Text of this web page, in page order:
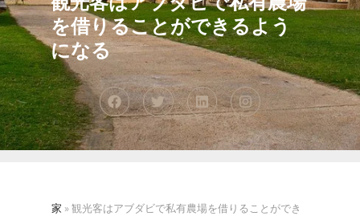
を借りることができるよう
になる
家 » 観光客はアブダビで私有農場を借りることができ